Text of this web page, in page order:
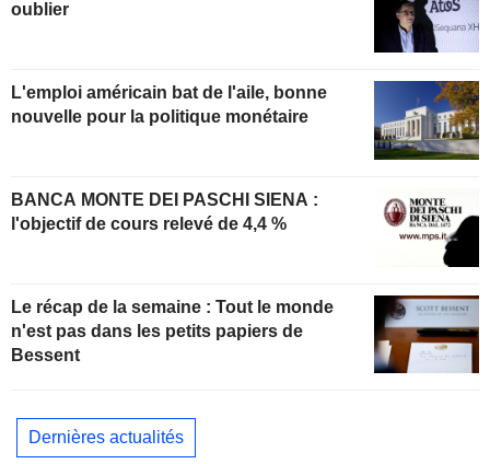
oublier
L'emploi américain bat de l'aile, bonne
nouvelle pour la politique monétaire
BANCA MONTE DEI PASCHI SIENA :
l'objectif de cours relevé de 4,4 %
Le récap de la semaine : Tout le monde
n'est pas dans les petits papiers de
Bessent
Dernières actualités